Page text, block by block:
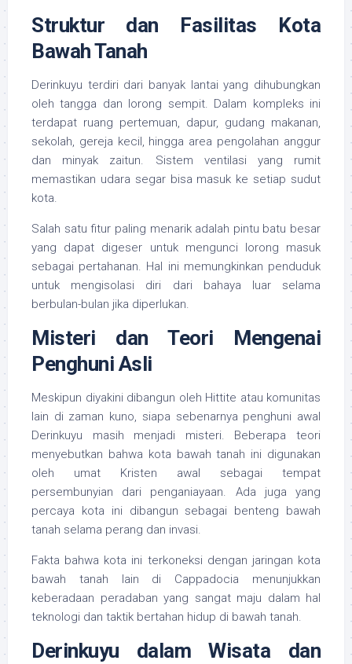
Struktur dan Fasilitas Kota
Bawah Tanah
Derinkuyu terdiri dari banyak lantai yang dihubungkan
oleh tangga dan lorong sempit. Dalam kompleks ini
terdapat ruang pertemuan, dapur, gudang makanan,
sekolah, gereja kecil, hingga area pengolahan anggur
dan minyak zaitun. Sistem ventilasi yang rumit
memastikan udara segar bisa masuk ke setiap sudut
kota.
Salah satu fitur paling menarik adalah pintu batu besar
yang dapat digeser untuk mengunci lorong masuk
sebagai pertahanan. Hal ini memungkinkan penduduk
untuk mengisolasi diri dari bahaya luar selama
berbulan-bulan jika diperlukan.
Misteri dan Teori Mengenai
Penghuni Asli
Meskipun diyakini dibangun oleh Hittite atau komunitas
lain di zaman kuno, siapa sebenarnya penghuni awal
Derinkuyu masih menjadi misteri. Beberapa teori
menyebutkan bahwa kota bawah tanah ini digunakan
oleh umat Kristen awal sebagai tempat
persembunyian dari penganiayaan. Ada juga yang
percaya kota ini dibangun sebagai benteng bawah
tanah selama perang dan invasi.
Fakta bahwa kota ini terkoneksi dengan jaringan kota
bawah tanah lain di Cappadocia menunjukkan
keberadaan peradaban yang sangat maju dalam hal
teknologi dan taktik bertahan hidup di bawah tanah.
Derinkuyu dalam Wisata dan